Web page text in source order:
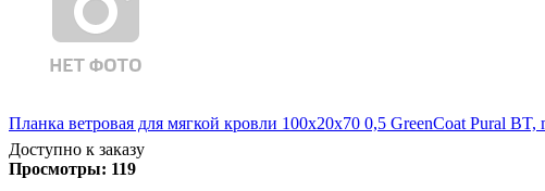
Планка ветровая для мягкой кровли 100х20х70 0,5 GreenCoat Pural
Доступно к заказу
Просмотры: 119